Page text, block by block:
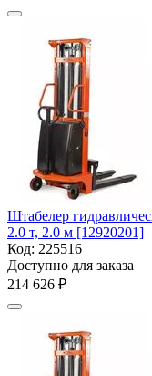
Штабелер
2.0 т, 2.0 м [12920201]
Код: 225516
Доступно для заказа
214 626 ₽